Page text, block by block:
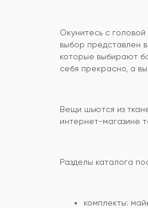
Окунитесь с
выбор представлен
которые выбирают
себя прекрасно, а
Вещи шьются из
интернет-магазине
Разделы каталога
комплекты: